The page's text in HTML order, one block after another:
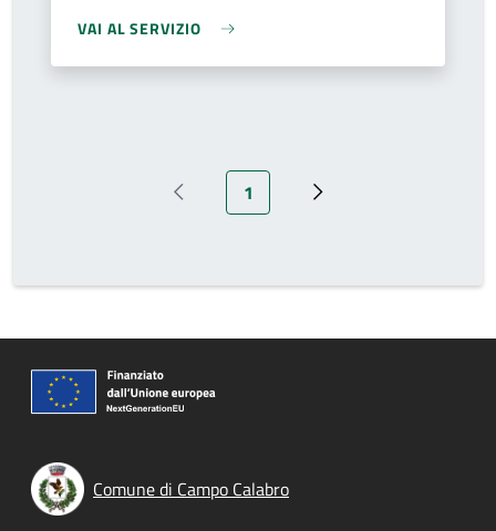
VAI AL SERVIZIO
Pagina precedente
Pagina attuale
1 Prossima pagina
Comune di Campo Calabro